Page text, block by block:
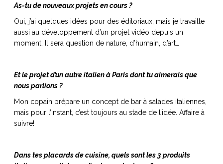
As-tu de nouveaux projets en cours ?
Oui, j’ai quelques idées pour des éditoriaux, mais je travaille
aussi au développement d’un projet vidéo depuis un
moment. Il sera question de nature, d’humain, d’art…
Et le projet d’un autre italien à Paris dont tu aimerais que
nous parlions ?
Mon copain prépare un concept de bar à salades italiennes,
mais pour l’instant, c’est toujours au stade de l’idée. Affaire à
suivre!
Dans tes placards de cuisine, quels sont les 3 produits